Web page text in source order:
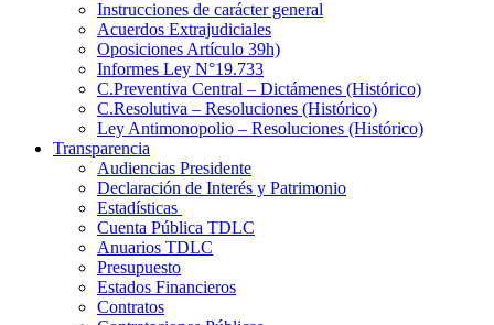
Instrucciones de carácter general
Acuerdos Extrajudiciales
Oposiciones Artículo 39h)
Informes Ley N°19.733
C.Preventiva Central – Dictámenes (Histórico)
C.Resolutiva – Resoluciones (Histórico)
Ley Antimonopolio – Resoluciones (Histórico)
Transparencia
Audiencias Presidente
Declaración de Interés y Patrimonio
Estadísticas
Cuenta Pública TDLC
Anuarios TDLC
Presupuesto
Estados Financieros
Contratos